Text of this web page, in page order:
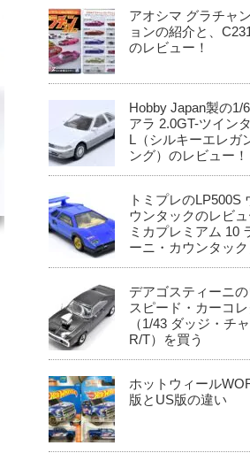
アオシマ グラチャ
ョンの紹介と、
のレビュー！
Hobby Japan製の1/
アラ 2.0GT-ツイン
L（シルキーエレガ
ング）のレビュー！
トミプレのLP500S
ウンタックのレビ
ミカプレミアム 10
ーニ・カウンタック
デアゴスティーニ
スピード・カーコ
（1/43 ダッジ・チ
R/T）を買う
ホットウィール
版とUS版の違い